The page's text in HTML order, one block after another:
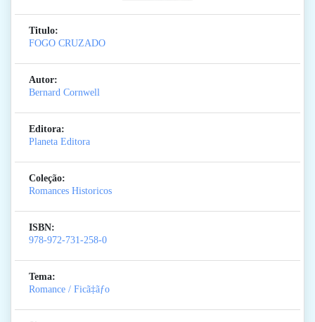
Titulo:
FOGO CRUZADO
Autor:
Bernard Cornwell
Editora:
Planeta Editora
Coleção:
Romances Historicos
ISBN:
978-972-731-258-0
Tema:
Romance / Ficã‡ãƒo